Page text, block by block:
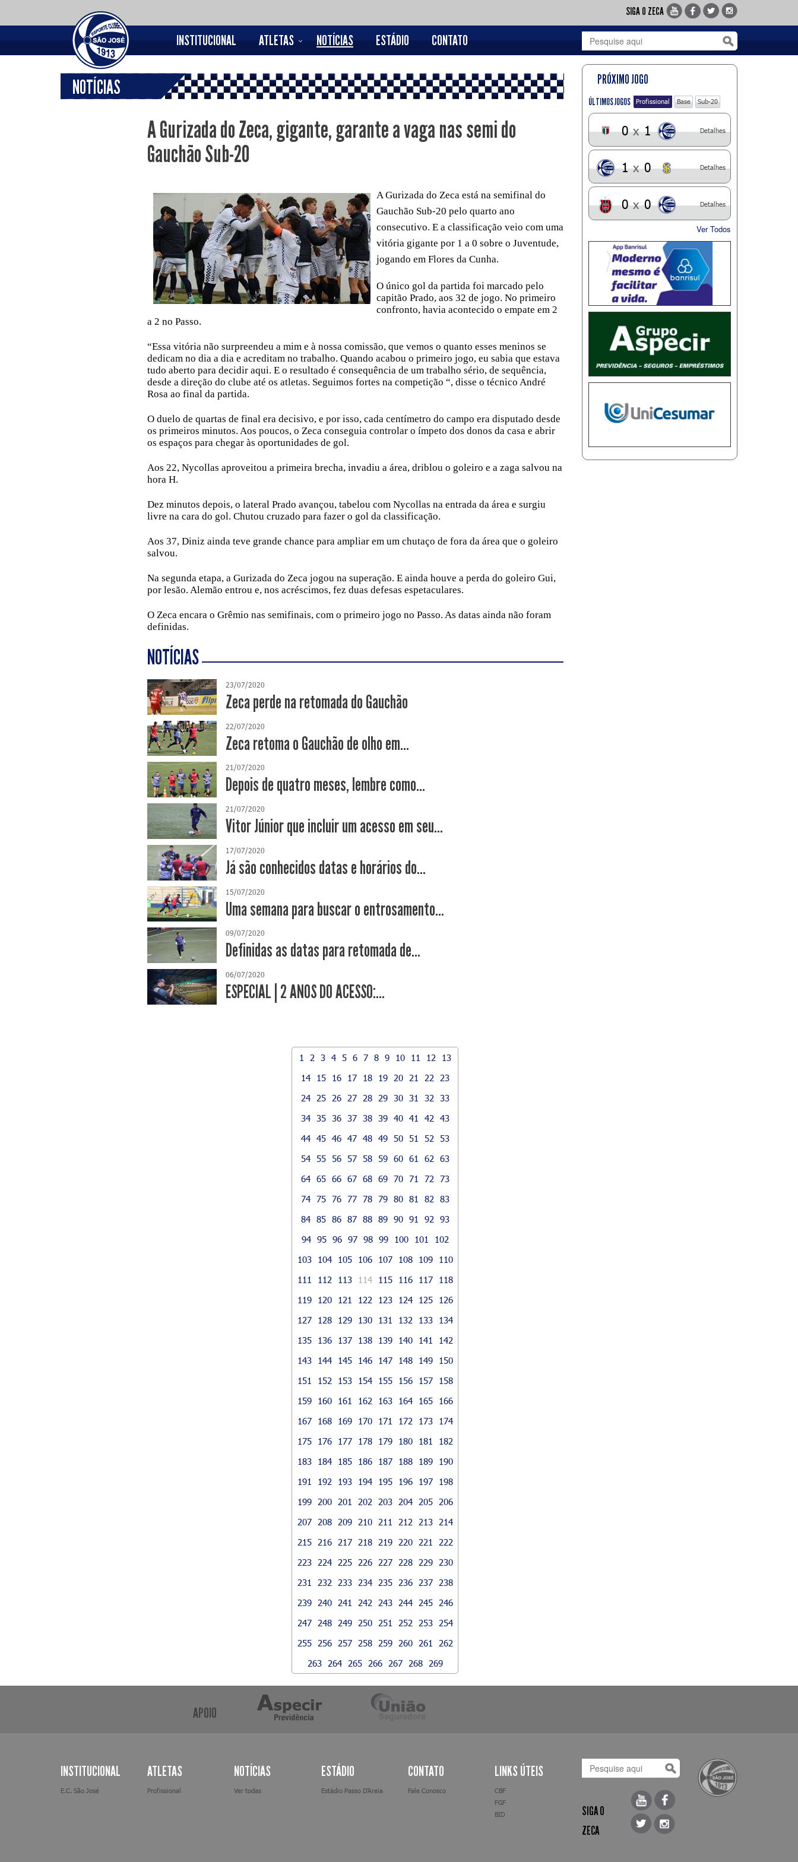
SIGA O ZECA
INSTITUCIONAL ATLETAS NOTÍCIAS ESTÁDIO CONTATO
NOTÍCIAS
A Gurizada do Zeca, gigante, garante a vaga nas semi do
Gauchão Sub-20
A Gurizada do Zeca está na semifinal do
Gauchão Sub-20 pelo quarto ano
consecutivo. E a classificação veio com uma
vitória gigante por 1 a 0 sobre o Juventude,
jogando em Flores da Cunha.
O único gol da partida foi marcado pelo
capitão Prado, aos 32 de jogo. No primeiro
confronto, havia acontecido o empate em 2
a 2 no Passo.
“Essa vitória não surpreendeu a mim e à nossa comissão, que vemos o quanto esses meninos se
dedicam no dia a dia e acreditam no trabalho. Quando acabou o primeiro jogo, eu sabia que estava
tudo aberto para decidir aqui. E o resultado é consequência de um trabalho sério, de sequência,
desde a direção do clube até os atletas. Seguimos fortes na competição “, disse o técnico André
Rosa ao final da partida.
O duelo de quartas de final era decisivo, e por isso, cada centímetro do campo era disputado desde
os primeiros minutos. Aos poucos, o Zeca conseguia controlar o ímpeto dos donos da casa e abrir
os espaços para chegar às oportunidades de gol.
Aos 22, Nycollas aproveitou a primeira brecha, invadiu a área, driblou o goleiro e a zaga salvou na
hora H.
Dez minutos depois, o lateral Prado avançou, tabelou com Nycollas na entrada da área e surgiu
livre na cara do gol. Chutou cruzado para fazer o gol da classificação.
Aos 37, Diniz ainda teve grande chance para ampliar em um chutaço de fora da área que o goleiro
salvou.
Na segunda etapa, a Gurizada do Zeca jogou na superação. E ainda houve a perda do goleiro Gui,
por lesão. Alemão entrou e, nos acréscimos, fez duas defesas espetaculares.
O Zeca encara o Grêmio nas semifinais, com o primeiro jogo no Passo. As datas ainda não foram
definidas.
NOTÍCIAS
23/07/2020
Zeca perde na retomada do Gauchão
22/07/2020
Zeca retoma o Gauchão de olho em...
21/07/2020
Depois de quatro meses, lembre como...
21/07/2020
Vitor Júnior que incluir um acesso em seu...
17/07/2020
Já são conhecidos datas e horários do...
15/07/2020
Uma semana para buscar o entrosamento...
09/07/2020
Definidas as datas para retomada de...
06/07/2020
ESPECIAL | 2 ANOS DO ACESSO:...
1 2 3 4 5 6 7 8 9 10 11 12
13
14
15 16 17 18 19 20 21 22
23
24
25 26 27 28 29 30 31 32
33
34 35 36 37 38 39 40 41 42
43
44 45 46 47 48 49 50 51 52
53
54 55 56 57 58 59 60 61 62
63
64 65 66 67 68 69 70 71 72
73
74 75 76 77 78 79 80 81 82
83
84 85 86 87 88 89 90 91 92
93
94 95 96 97 98 99 100 101
102
103
104 105 106 107 108 109
110
111
112 113 114 115 116 117
118
119
120 121 122 123 124 125
126
127
128 129 130 131 132 133
134
135
136 137 138 139 140 141
142
143
144 145 146 147 148 149
150
151
152 153 154 155 156 157
158
159
160 161 162 163 164 165
166
167
168 169 170 171 172 173
174
175
176 177 178 179 180 181
182
183
184 185 186 187 188 189
190
191
192 193 194 195 196 197
198
199
200 201 202 203 204 205
206
207
208 209 210 211 212 213
214
215
216 217 218 219 220 221
222
223
224 225 226 227 228 229
230
231
232 233 234 235 236 237
238
239
240 241 242 243 244 245
246
247
248 249 250 251 252 253
254
255
256 257 258 259 260 261
262
263
264 265 266 267 268 269
PRÓXIMO JOGO
ÚLTIMOS JOGOS Profissional Base Sub-20
0 x 1 Detalhes
1 x 0 Detalhes
0 x 0 Detalhes
Ver Todos
APOIO
INSTITUCIONAL
E.C. São José
ATLETAS
Profissional
NOTÍCIAS
Ver todas
ESTÁDIO
Estádio Passo D’Areia
CONTATO
Fale Conosco
LINKS ÚTEIS
CBF
FGF
BID
SIGA O
ZECA